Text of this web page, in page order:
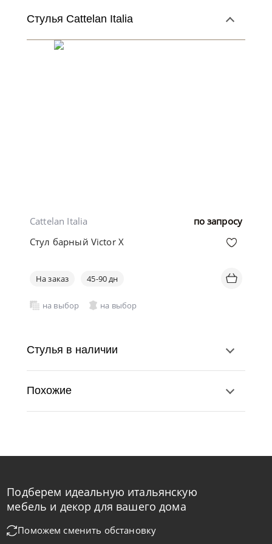
Стулья Cattelan Italia
по запросу
Cattelan Italia
Стул барный Victor X
На заказ 45-90 дн
на выбор на выбор
по запросу
Cattelan Italia
Стулья в наличии
Похожие
Подберем идеальную итальянскую
мебель и декор для вашего дома
Поможем сменить обстановку